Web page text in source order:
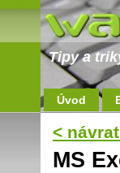
Tipy a
Úvod
<
MS